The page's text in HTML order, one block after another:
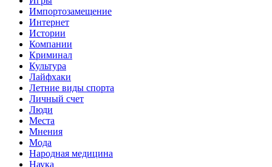
Импортозамещение
Интернет
Истории
Компании
Криминал
Культура
Лайфхаки
Летние виды спорта
Личный счет
Люди
Места
Мнения
Мода
Народная медицина
Наука